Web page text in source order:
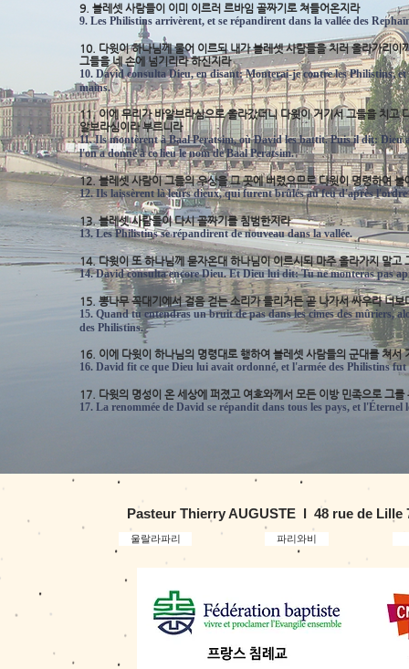
9. 블레셋 사람들이 이미 이르러 르바임 골짜기로 쳐들어온지라
9. Les Philistins arrivèrent, et se répandirent dans la vallée des
10. 다윗이 하나님께 물어 이르되 내가 블레셋 사람들을 치러 올라가리
그들을 네 손에 넘기리라 하신지라
10. David consulta Dieu, en disant: Monterai-je contre les Philistins,
mains.
11. 이에 무리가 바알브라심으로 올라갔더니 다윗이 거기서 그들을 치고
알브라심이라 부르니라
11. Ils montèrent à Baal Peratsim, où David les battit. Puis il dit: Dieu
l'on a donné à ce lieu le nom de Baal Peratsim.
12. 블레셋 사람이 그들의 우상을 그 곳에 버렸으므로 다윗이 명령하여 불
12. Ils laissèrent là leurs dieux, qui furent brûlés au feu d'après
13. 블레셋 사람들이 다시 골짜기를 침범한지라
13. Les Philistins se répandirent de nouveau dans la vallée.
14. 다윗이 또 하나님께 묻자온대 하나님이 이르시되 마주 올라가지 말고
14. David consulta encore Dieu. Et Dieu lui dit: Tu ne monteras pas
15. 뽕나무 꼭대기에서 걸음 걷는 소리가 들리거든 곧 나가서 싸우라 너
15. Quand tu entendras un bruit de pas dans les cimes des mûriers,
des Philistins.
16. 이에 다윗이 하나님의 명령대로 행하여 블레셋 사람들의 군대를 쳐서
16. David fit ce que Dieu lui avait ordonné, et l'armée des Philistins
17. 다윗의 명성이 온 세상에 퍼졌고 여호와께서 모든 이방 민족으로 그를
17. La renommée de David se répandit dans tous les pays, et
Pasteur Thierry AUGUSTE l 48 rue de Lille
울랄라파리 파리와비